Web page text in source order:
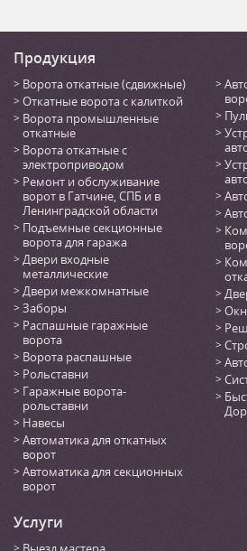
Продукция
Ворота откатные (сдвижные)
Откатные ворота с калиткой
Ворота промышленные
откатные
Ворота откатные с
электроприводом
Ремонт и обслуживание
ворот в Гатчине, СПБ и в
Ленинградской области
Подъемные секционные
ворота для гаража
Двери входные
металлические
Двери межкомнатные
Заборы
Распашные гаражные
ворота
Ворота распашные
Рольставни
Гаражные ворота-
рольставни
Навесы
Автоматика для откатных
ворот
Автоматика для секционных
ворот
Услуги